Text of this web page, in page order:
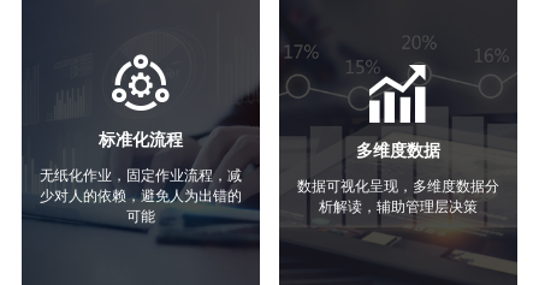
标准化流程
无纸化作业，固定作业流程，减
少对人的依赖，避免人为出错的
可能
多维度数据
数据可视化呈现，多维度数据分
析解读，辅助管理层决策